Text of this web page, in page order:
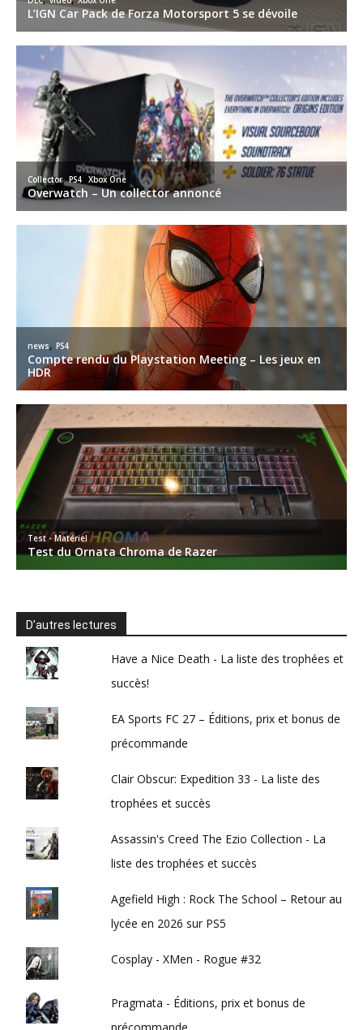
D’autres lectures
Have a Nice Death - La liste des trophées et
succès!
EA Sports FC 27 – Éditions, prix et bonus de
précommande
Clair Obscur: Expedition 33 - La liste des
trophées et succès
Assassin's Creed The Ezio Collection - La
liste des trophées et succès
Agefield High : Rock The School – Retour au
lycée en 2026 sur PS5
Cosplay - XMen - Rogue #32
Pragmata - Éditions, prix et bonus de